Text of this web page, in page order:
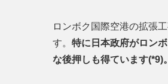
ロンボク国際空港の拡張
す。 特に日本政府がロン
な後押しも得ています(*9)。